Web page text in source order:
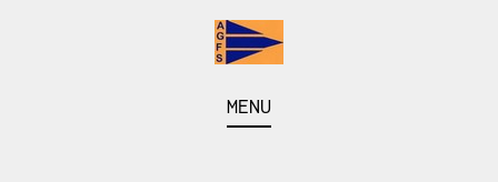
vom Baldeneysee
MENU